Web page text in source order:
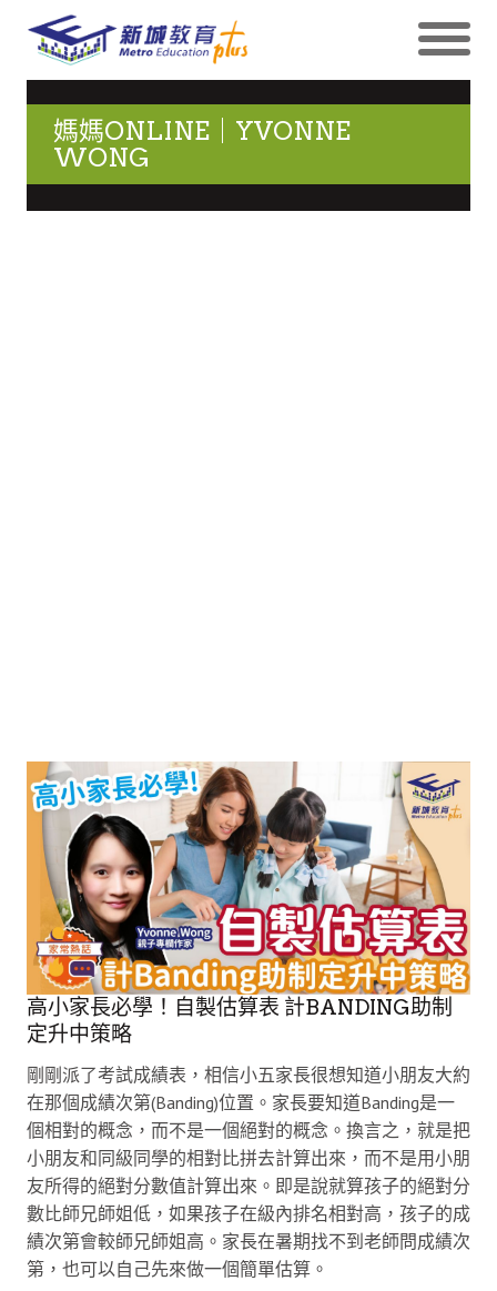
媽媽ONLINE｜YVONNE
WONG
高小家長必學！自製估算表 計BANDING助制
定升中策略
剛剛派了考試成績表，相信小五家長很想知道小朋友大約
在那個成績次第(Banding)位置。家長要知道Banding是一
個相對的概念，而不是一個絕對的概念。換言之，就是把
小朋友和同級同學的相對比拼去計算出來，而不是用小朋
友所得的絕對分數值計算出來。即是說就算孩子的絕對分
數比師兄師姐低，如果孩子在級內排名相對高，孩子的成
績次第會較師兄師姐高。家長在暑期找不到老師問成績次
第，也可以自己先來做一個簡單估算。